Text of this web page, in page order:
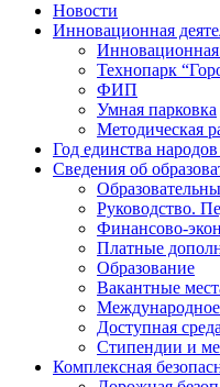
Новости
Инновационная
Инновационная
Технопарк
ФИП
Умная парковка
Методическая
Год единства
Сведения об
Руководство.
Финансово-
Платные
Образование
Вакантные
Международное
Доступная среда
Стипендии и
Комплексная